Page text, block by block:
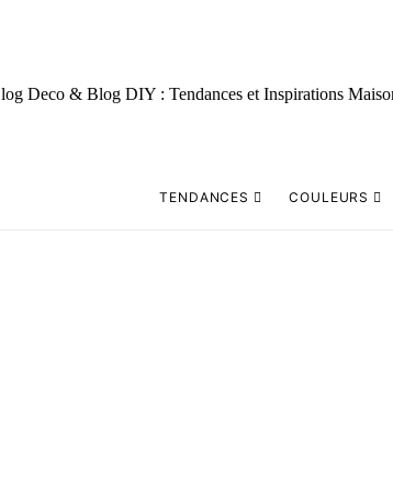
TENDANCES COULEURS